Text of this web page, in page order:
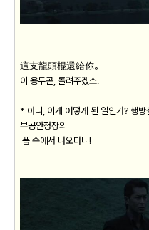
這支龍頭棍還給你。
이 용두곤, 돌려주겠소.
* 아니, 이게 어떻게 된 일인가? 행방
부공안청장의
품 속에서 나오다니!